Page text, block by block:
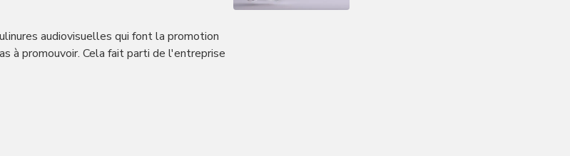
audiovisuelles qui font la promotion
à promouvoir. Cela fait parti de l'entreprise